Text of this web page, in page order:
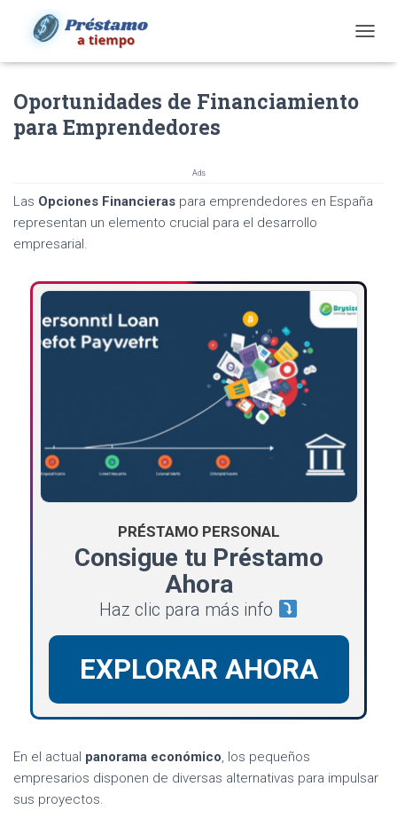
O
I
Oportunidades de Financiamiento
para Emprendedores
Ads
Las Opciones Financieras para emprendedores en España
representan un elemento crucial para el desarrollo
empresarial.
PRÉSTAMO PERSONAL
Consigue tu Préstamo
Ahora
Haz clic para más info
EXPLORAR AHORA
En el actual panorama económico, los pequeños
empresarios disponen de diversas alternativas para impulsar
sus proyectos.